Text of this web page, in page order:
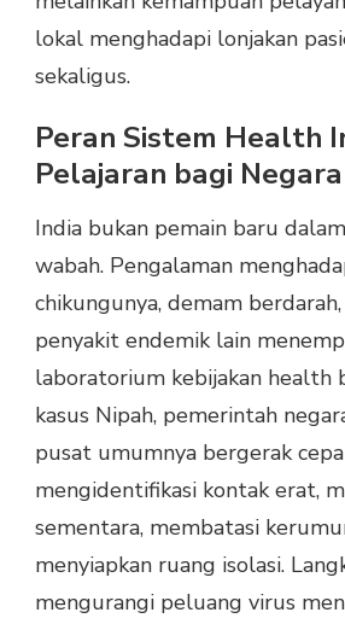
lokal menghadapi lonjakan
sekaligus.
Peran Sistem Health
Pelajaran bagi
India bukan pemain baru
wabah. Pengalaman
chikungunya, demam
penyakit endemik lain
laboratorium kebijakan health
kasus Nipah, pemerintah
pusat umumnya bergerak
mengidentifikasi kontak erat,
sementara, membatasi
menyiapkan ruang isolasi.
mengurangi peluang virus